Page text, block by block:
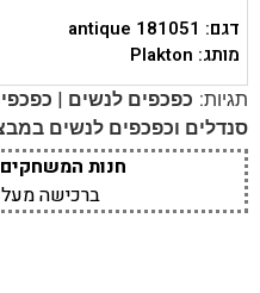
דגם: 181051 antique
מותג: Plakton
תגיות: כפכפים לנשים |
סנדלים וכפכפים לנשים
חנות המשחקים
ברכישה מעל 250₪ שליח עד הבית חינם